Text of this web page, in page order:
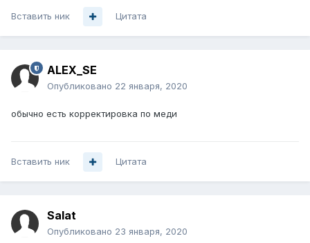
Вставить ник Цитата
ALEX_SE
Опубликовано 22 января, 2020
обычно есть корректировка по меди
Вставить ник Цитата
Salat
Опубликовано 23 января, 2020